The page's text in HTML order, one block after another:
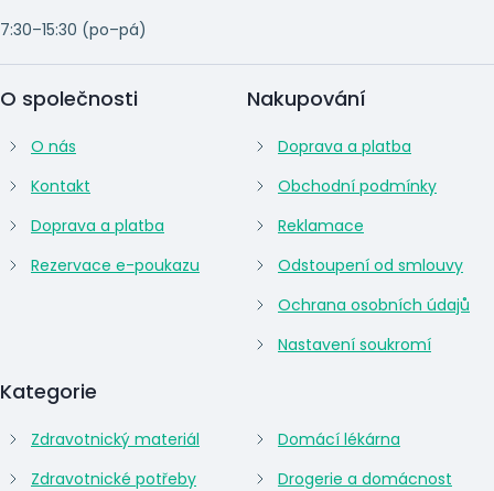
7:30–15:30 (po–pá)
O společnosti
O nás
Kontakt
Doprava a platba
Rezervace e-poukazu
Kategorie
Zdravotnický materiál
Zdravotnické potřeby
Domácí lékárna
Drogerie a domácnost
Nakupování
Doprava a platba
Obchodní podmínky
Reklamace
Odstoupení od smlouvy
Ochrana osobních údajů
Nastavení soukromí